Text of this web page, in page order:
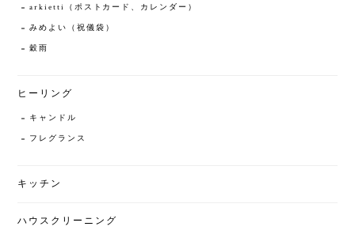
arkietti（ポストカード、カレンダー）
みめよい（祝儀袋）
穀雨
ヒーリング
キャンドル
フレグランス
キッチン
ハウスクリーニング